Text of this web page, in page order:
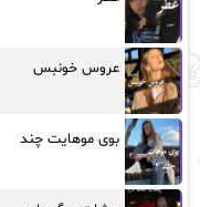
عروس خونبس
بوی موهایت چند